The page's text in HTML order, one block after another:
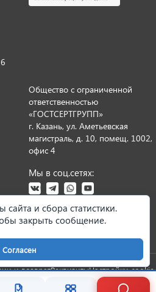
Общество с ограниченной
ответственностью
«ГОСТСЕРТГРУПП»
г. Казань, ул. Аметьевская
магистраль, д. 10, помещ. 1002,
офис 4
Мы в соц.сетях:
Согласие на обработку данных
и возвратРеквизитыНастройки cookie
и сбора статистики.
закрыть сообщение.
Согласен